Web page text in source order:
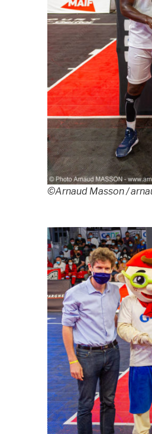
©Arnaud Masson /